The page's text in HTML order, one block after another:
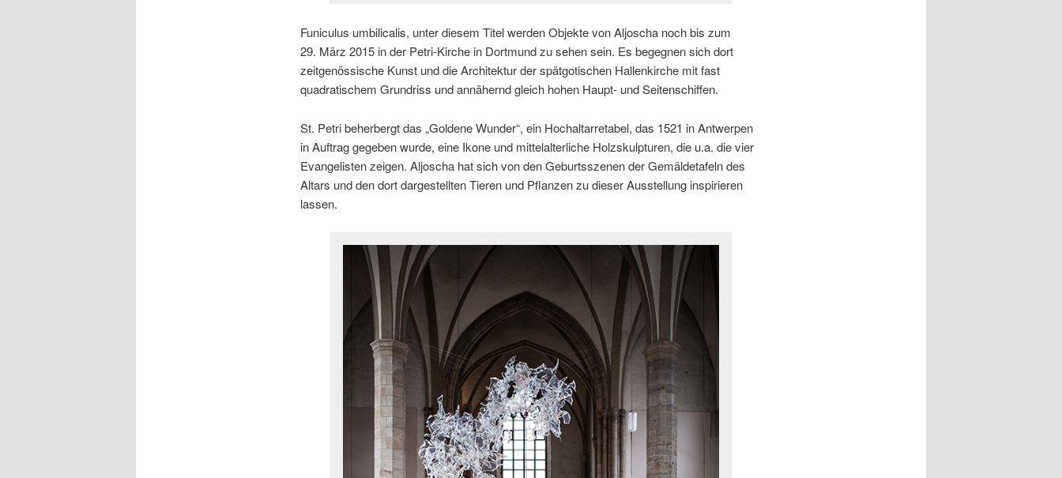
Funiculus umbilicalis, unter diesem Titel werden Objekte von Aljoscha noch bis zum
29. März 2015 in der Petri-Kirche in Dortmund zu sehen sein. Es begegnen sich dort
zeitgenössische Kunst und die Architektur der spätgotischen Hallenkirche mit fast
quadratischem Grundriss und annähernd gleich hohen Haupt- und Seitenschiffen.
St. Petri beherbergt das „Goldene Wunder“, ein Hochaltarretabel, das 1521 in Antwerpen
in Auftrag gegeben wurde, eine Ikone und mittelalterliche Holzskulpturen, die u.a. die vier
Evangelisten zeigen. Aljoscha hat sich von den Geburtsszenen der Gemäldetafeln des
Altars und den dort dargestellten Tieren und Pflanzen zu dieser Ausstellung inspirieren
lassen.